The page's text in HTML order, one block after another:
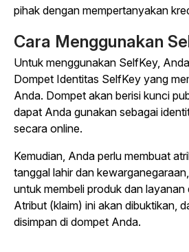
pihak dengan mempertanyakan
Cara Menggunakan
Untuk menggunakan SelfKey,
Dompet Identitas SelfKey yang
Anda. Dompet akan berisi kunci
dapat Anda gunakan sebagai
secara online.
Kemudian, Anda perlu membuat
tanggal lahir dan
untuk membeli produk dan layanan
Atribut (klaim) ini akan dibuktikan,
disimpan di dompet Anda.